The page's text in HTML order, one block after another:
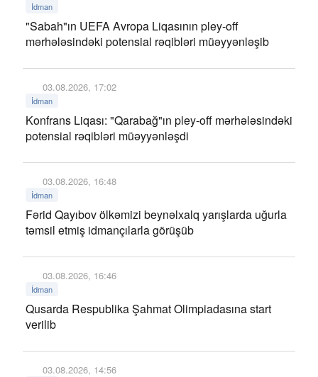
İdman
"Sabah"ın UEFA Avropa Liqasının pley-off
mərhələsindəki potensial rəqibləri müəyyənləşib
03.08.2026, 17:02
İdman
Konfrans Liqası: "Qarabağ"ın pley-off mərhələsindəki
potensial rəqibləri müəyyənləşdi
03.08.2026, 16:48
İdman
Fərid Qayıbov ölkəmizi beynəlxalq yarışlarda uğurla
təmsil etmiş idmançılarla görüşüb
03.08.2026, 16:46
İdman
Qusarda Respublika Şahmat Olimpiadasına start
verilib
03.08.2026, 14:56